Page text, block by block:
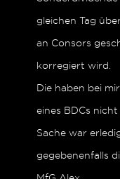
gleichen Tag
an Consors
korregiert wird.
Die haben bei
eines BDCs
Sache war
gegebenenfalls